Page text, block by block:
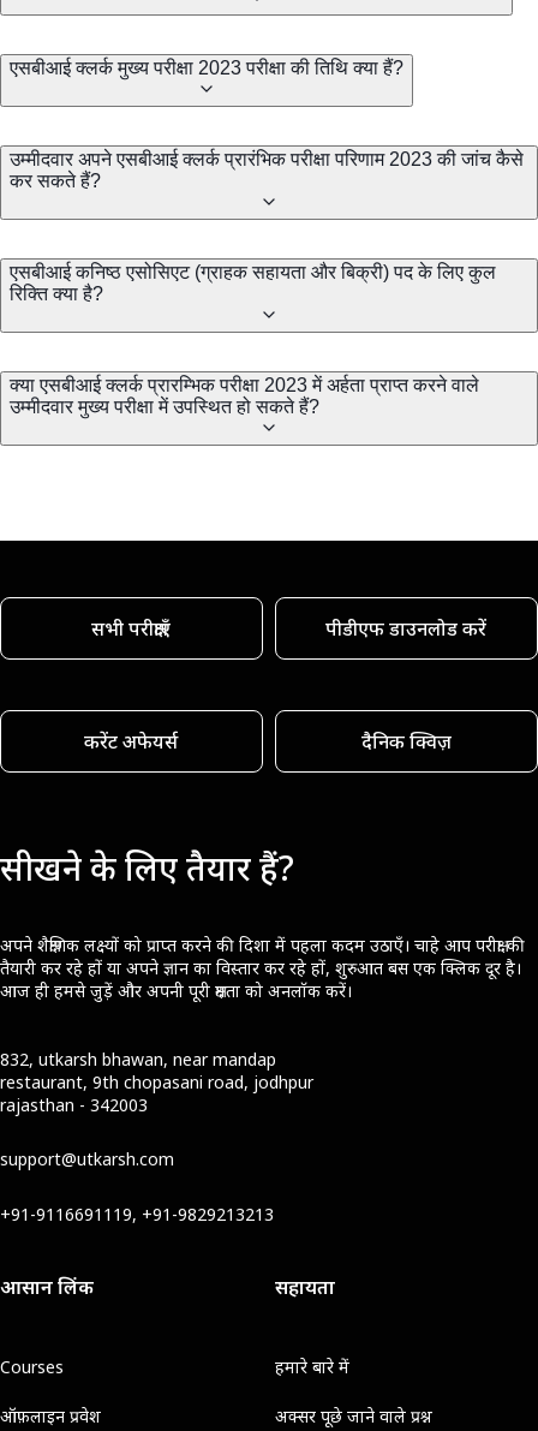
एसबीआई क्लर्क मुख्य परीक्षा 2023 परीक्षा की तिथि क्या हैं?
उम्मीदवार अपने एसबीआई क्लर्क प्रारंभिक परीक्षा परिणाम 2023 की जांच कैसे
कर सकते हैं?
एसबीआई कनिष्ठ एसोसिएट (ग्राहक सहायता और बिक्री) पद के लिए कुल
रिक्ति क्या है?
क्या एसबीआई क्लर्क प्रारम्भिक परीक्षा 2023 में अर्हता प्राप्त करने वाले
उम्मीदवार मुख्य परीक्षा में उपस्थित हो सकते हैं?
सभी परीक्षाएँ पीडीएफ डाउनलोड करें
करेंट अफेयर्स दैनिक क्विज़
सीखने के लिए तैयार हैं?
अपने शैक्षणिक लक्ष्यों को प्राप्त करने की दिशा में पहला कदम उठाएँ। चाहे आप परीक्षा की
तैयारी कर रहे हों या अपने ज्ञान का विस्तार कर रहे हों, शुरुआत बस एक क्लिक दूर है।
आज ही हमसे जुड़ें और अपनी पूरी क्षमता को अनलॉक करें।
832, utkarsh bhawan, near mandap
restaurant, 9th chopasani road, jodhpur
rajasthan - 342003
support@utkarsh.com
+91-9116691119, +91-9829213213
आसान लिंक
Courses
ऑफ़लाइन प्रवेश
सहायता
हमारे बारे में
अक्सर पूछे जाने वाले प्रश्न